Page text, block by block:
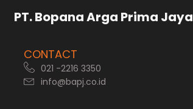
Prima Jaya
CONTACT
021 -2216 3350
info@bapj.co.id